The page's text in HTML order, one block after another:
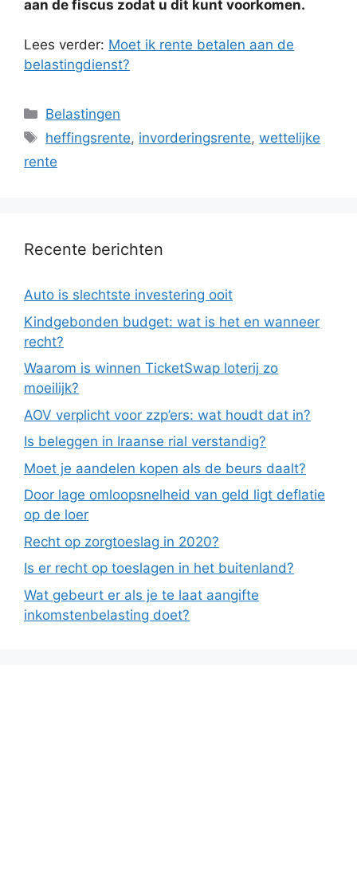
aan de fiscus zodat u dit kunt voorkomen.
Lees verder: Moet ik rente betalen aan de
belastingdienst?
Categorieën
Belastingen
Tags
heffingsrente, invorderingsrente,wettelijke
rente
Recente berichten
Auto is slechtste investering ooit
Kindgebonden budget: wat is het en wanneer
recht?
Waarom is winnen TicketSwap loterij zo
moeilijk?
AOV verplicht voor zzp’ers: wat houdt dat in?
Is beleggen in Iraanse rial verstandig?
Moet je aandelen kopen als de beurs daalt?
Door lage omloopsnelheid van geld ligt deflatie
op de loer
Recht op zorgtoeslag in 2020?
Is er recht op toeslagen in het buitenland?
Wat gebeurt er als je te laat aangifte
inkomstenbelasting doet?